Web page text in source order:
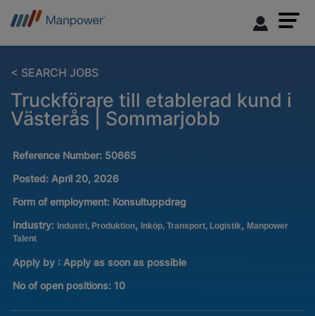
< SEARCH JOBS
Truckförare till etablerad kund i
Västerås | Sommarjobb
Reference Number: 50665
Posted: April 20, 2026
Form of employment: Konsultuppdrag
Industry: Industri, Produktion, Inköp, Transport, Logistik, Manpower
Talent
Apply by : Apply as soon as possible
No of open positions: 10